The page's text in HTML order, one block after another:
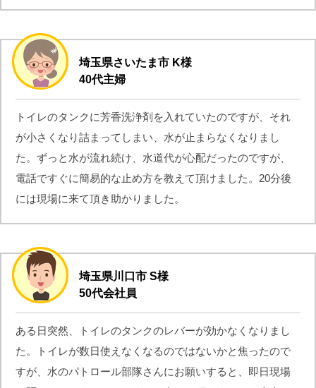
埼玉県さいたま市 K様
40代主婦
トイレのタンクに芳香洗浄剤を入れていたのですが、それ
が小さくなり詰まってしまい、水が止まらなくなりまし
た。ずっと水が流れ続け、水道代が心配だったのですが、
電話ですぐに簡易的な止め方を教えて頂けました。20分後
には現場に来て頂き助かりました。
埼玉県川口市 S様
50代会社員
ある日突然、トイレのタンクのレバーが効かなくなりまし
た。トイレが数日使えなくなるのではないかと焦ったので
すが、水のパトロール部隊さんにお願いすると、即日現場